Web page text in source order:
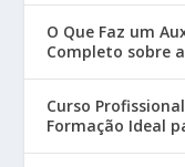
O Que Faz um
Completo sobre
Curso
Formação Ideal